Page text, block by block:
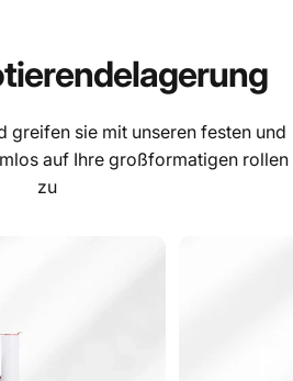
lagerung
greifen sie mit unseren festen und
auf Ihre großformatigen rollen
zu